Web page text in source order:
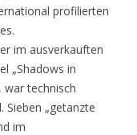
profilierten
im ausverkauften
„Shadows in
war technisch
„getanzte
im